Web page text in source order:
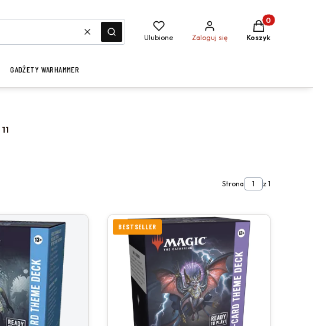
WyczyśćSzukaj Ulubione Zaloguj się
Produkty w
Koszyk
GADŻETY WARHAMMER
11
Strona z 1
BESTSELLER